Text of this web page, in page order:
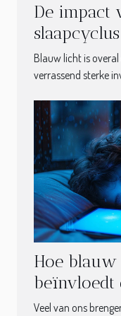
De impact
vermijden
Blauw licht is
verrassend sterke
Hoe
beïnvloedt
digitale
Veel van ons